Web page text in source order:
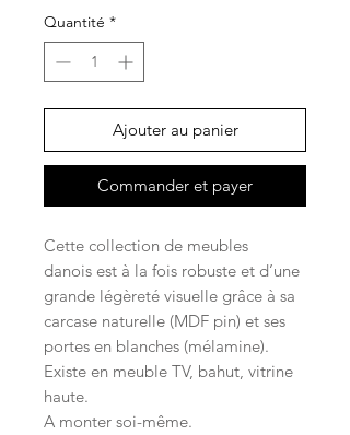
Quantité *
Ajouter au panier
Commander et payer
Cette collection de meubles
danois est à la fois robuste et d’une
grande légèreté visuelle grâce à sa
carcase naturelle (MDF pin) et ses
portes en blanches (mélamine).
Existe en meuble TV, bahut, vitrine
haute.
A monter soi-même.